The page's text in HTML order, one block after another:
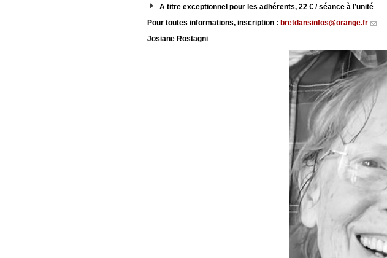
A titre exceptionnel pour les adhérents, 22 € / séance à l’unité
Pour toutes informations, inscription : bretdansinfos@orange.fr
Josiane Rostagni